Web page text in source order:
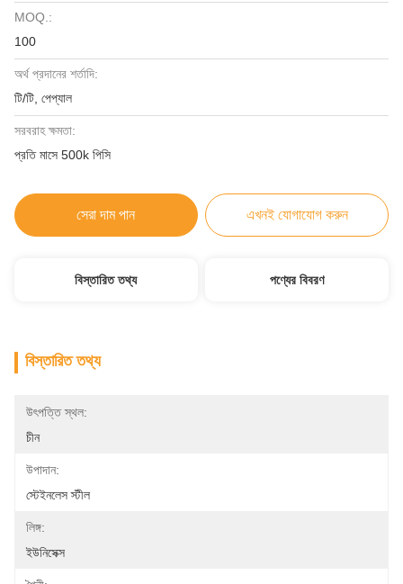
MOQ.:
100
অর্থ প্রদানের শর্তাদি:
টি/টি, পেপ্যাল
সরবরাহ ক্ষমতা:
প্রতি মাসে 500k পিসি
সেরা দাম পান এখনই যোগাযোগ করুন
বিস্তারিত তথ্য পণ্যের বিবরণ
বিস্তারিত তথ্য
উৎপত্তি স্থল:
চীন
উপাদান:
স্টেইনলেস স্টীল
লিঙ্গ:
ইউনিসেক্স